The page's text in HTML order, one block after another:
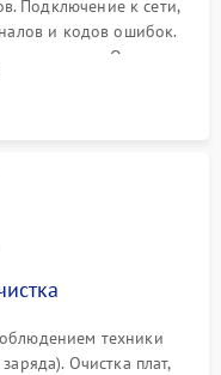
Подключение к сети,
и кодов ошибок.
Оценка
питания без
техники
Очистка плат,